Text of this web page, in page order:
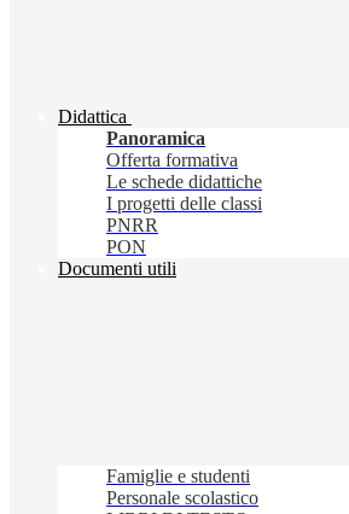
Didattica
Panoramica
Offerta formativa
Le schede didattiche
I progetti delle classi
PNRR
PON
Documenti utili
Famiglie e studenti
Personale scolastico